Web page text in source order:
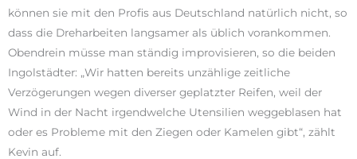
können sie mit den Profis aus Deutschland natürlich nicht, so
dass die Dreharbeiten langsamer als üblich vorankommen.
Obendrein müsse man ständig improvisieren, so die beiden
Ingolstädter: „Wir hatten bereits unzählige zeitliche
Verzögerungen wegen diverser geplatzter Reifen, weil der
Wind in der Nacht irgendwelche Utensilien weggeblasen hat
oder es Probleme mit den Ziegen oder Kamelen gibt“, zählt
Kevin auf.